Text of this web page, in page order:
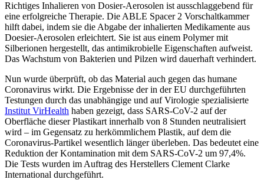
Richtiges Inhalieren von Dosier-Aerosolen ist ausschlaggebend für
eine erfolgreiche Therapie. Die ABLE Spacer 2 Vorschaltkammer
hilft dabei, indem sie die Abgabe der inhalierten Medikamente aus
Doesier-Aerosolen erleichtert. Sie ist aus einem Polymer mit
Silberionen hergestellt, das antimikrobielle Eigenschaften aufweist.
Das Wachstum von Bakterien und Pilzen wird dauerhaft verhindert.
Nun wurde überprüft, ob das Material auch gegen das humane
Coronavirus wirkt. Die Ergebnisse der in der EU durchgeführten
Testungen durch das unabhängige und auf Virologie spezialisierte
Institut VirHealth haben gezeigt, dass SARS-CoV-2 auf der
Oberfläche dieser Plastikart innerhalb von 8 Stunden neutralisiert
wird – im Gegensatz zu herkömmlichem Plastik, auf dem die
Coronavirus-Partikel wesentlich länger überleben. Das bedeutet eine
Reduktion der Kontamination mit dem SARS-CoV-2 um 97,4%.
Die Tests wurden im Auftrag des Herstellers Clement Clarke
International durchgeführt.